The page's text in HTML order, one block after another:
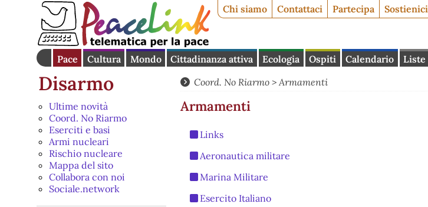
Chi siamo Contattaci Partecipa Sostienici
Pace Cultura Mondo Cittadinanza attiva Ecologia Ospiti Calendario Liste
Disarmo
Ultime novità
Coord. No Riarmo
Eserciti e basi
Armi nucleari
Rischio nucleare
Mappa del sito
Collabora con noi
Sociale.network
Coord. No Riarmo >Armamenti
Armamenti
Links
Aeronautica militare
Marina Militare
Esercito Italiano